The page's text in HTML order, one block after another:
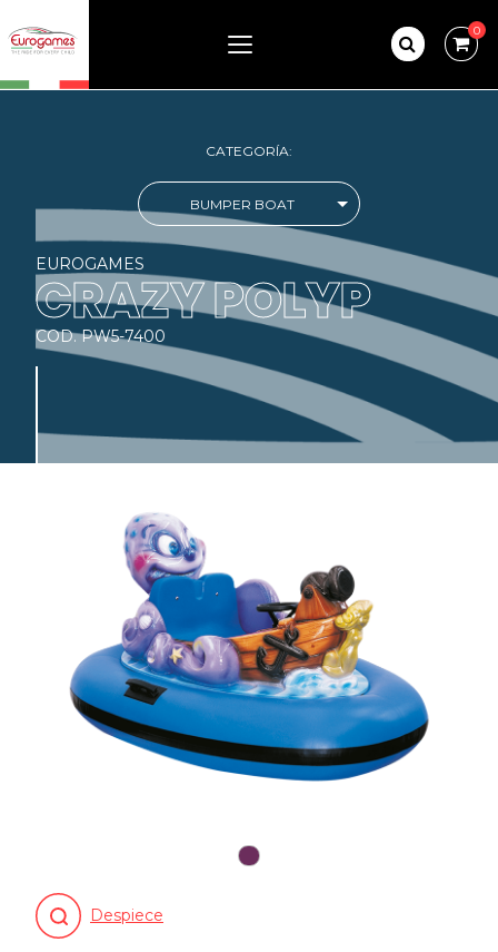
0
CATEGORÍA:
BUMPER BOAT
EUROGAMES
CRAZY POLYP
COD. PW5-7400
Despiece